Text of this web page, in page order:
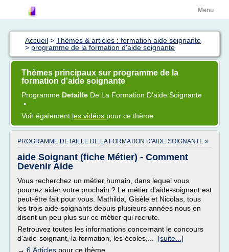
Menu
Accueil > Thèmes & articles : formation aide soignante
> programme de la formation d'aide soignante
Thèmes principaux sur programme de la
formation d'aide soignante
Programme Detaille De La Formation D'aide Soignante
•
Voir également les vidéos pour ce thème
PROGRAMME DETAILLE DE LA FORMATION D'AIDE SOIGNANTE »
aide Soignant (fiche Métier) - Comment
Devenir Aide
Vous recherchez un métier humain, dans lequel vous
pourrez aider votre prochain ? Le métier d'aide-soignant est
peut-être fait pour vous. Mathilda, Gisèle et Nicolas, tous
les trois aide-soignants depuis plusieurs années nous en
disent un peu plus sur ce métier qui recrute.
Retrouvez toutes les informations concernant le concours
d'aide-soignant, la formation, les écoles,... [suite...]
→ 6 Articles pour ce thème